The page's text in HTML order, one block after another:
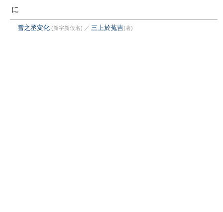
に
雪之丞変化 (新字新仮名) ／ 三上於菟吉(著)